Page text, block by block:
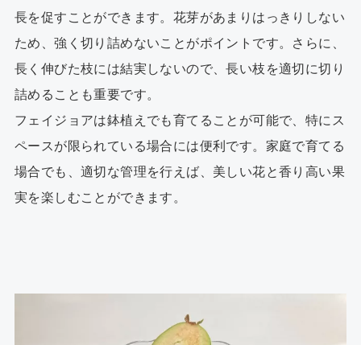
長を促すことができます。花芽があまりはっきりしない
ため、強く切り詰めないことがポイントです。さらに、
長く伸びた枝には結実しないので、長い枝を適切に切り
詰めることも重要です。
フェイジョアは鉢植えでも育てることが可能で、特にス
ペースが限られている場合には便利です。家庭で育てる
場合でも、適切な管理を行えば、美しい花と香り高い果
実を楽しむことができます。